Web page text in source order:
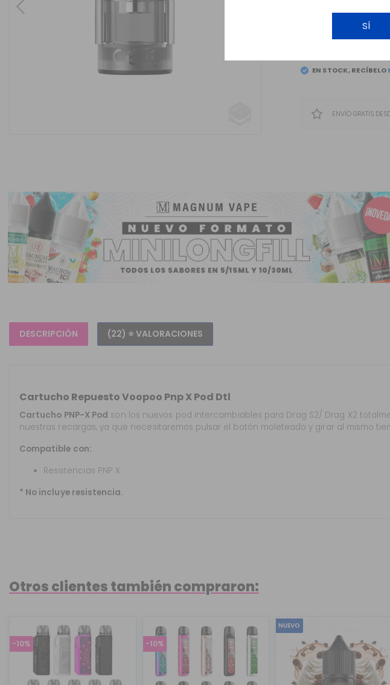
SÍ
Previous
EN STOCK, RECÍBELO
ENVÍO GRATIS
DESCRIPCIÓN (22) ⭐ VALORACIONES
Cartucho Repuesto Voopoo Pnp X Pod Dtl
Cartucho PNP-X Pod son los nuevos pod intercambiables para Drag S2/ Drag X2
nuestras recargas, ya que necesitaremos pulsar el botón moleteado y girar al mismo
Compatible con:
Resistencias PNP X
* No incluye resistencia.
Otros clientes también compraron:
-10% -10%
NUEVO